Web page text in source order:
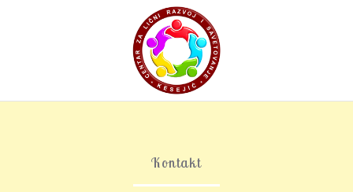
Naslovna
O Nama
Edukacija i treninzi
Kontakt